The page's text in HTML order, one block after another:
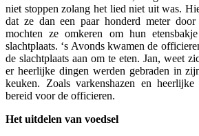
niet stoppen zolang het lied niet uit was.
dat ze dan een paar honderd meter door
mochten ze omkeren om hun
slachtplaats. ‘s Avonds kwamen de
de slachtplaats aan om te eten. Jan, weet
er heerlijke dingen werden gebraden in
keuken. Zoals varkenshazen en
bereid voor de officieren.
Het uitdelen van voedsel